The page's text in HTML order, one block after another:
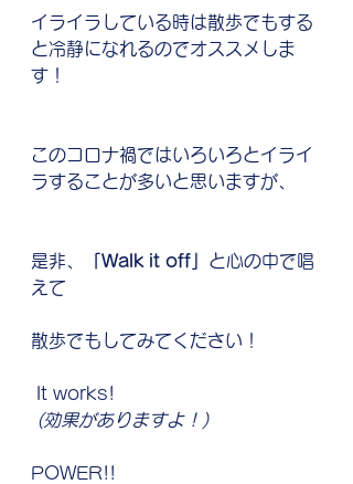
イライラしている時は散歩でもする
と冷静になれるのでオススメしま
す！
このコロナ禍ではいろいろとイライ
ラすることが多いと思いますが、
是非、 「Walk it off」 と心の中で唱
えて
散歩でもしてみてください！
It works!
(効果がありますよ！)
POWER!!